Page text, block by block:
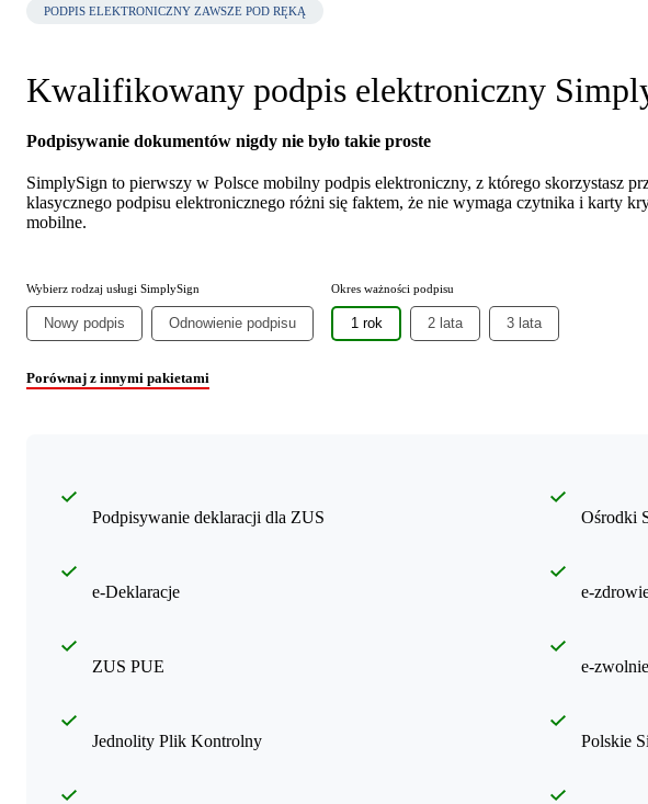
PODPIS ELEKTRONICZNY ZAWSZE POD RĘKĄ
Kwalifikowany podpis elektroniczny
Podpisywanie dokumentów nigdy nie było takie proste
SimplySign to pierwszy w Polsce mobilny podpis elektroniczny, z którego skorzystasz
klasycznego podpisu elektronicznego różni się faktem, że nie wymaga czytnika i karty
mobilne.
Wybierz rodzaj usługi SimplySign
Nowy podpis Odnowienie podpisu
Okres ważności podpisu
1 rok 2 lata 3 lata
Porównaj z innymi pakietami
Podpisywanie deklaracji dla ZUS
e-Deklaracje
ZUS PUE
Jednolity Plik Kontrolny
Ośrodki
e-
e-
Polskie